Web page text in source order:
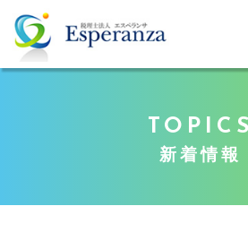
TOPICS
新着情報